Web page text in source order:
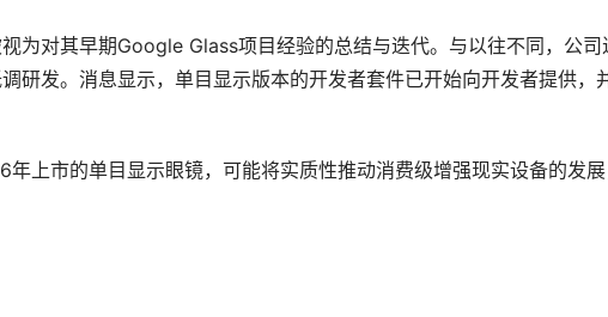
为对其早期Google Glass项目经验的总结与迭代。与以往不同，公司
研发。消息显示，单目显示版本的开发者套件已开始向开发者提供，
上市的单目显示眼镜，可能将实质性推动消费级增强现实设备的发展